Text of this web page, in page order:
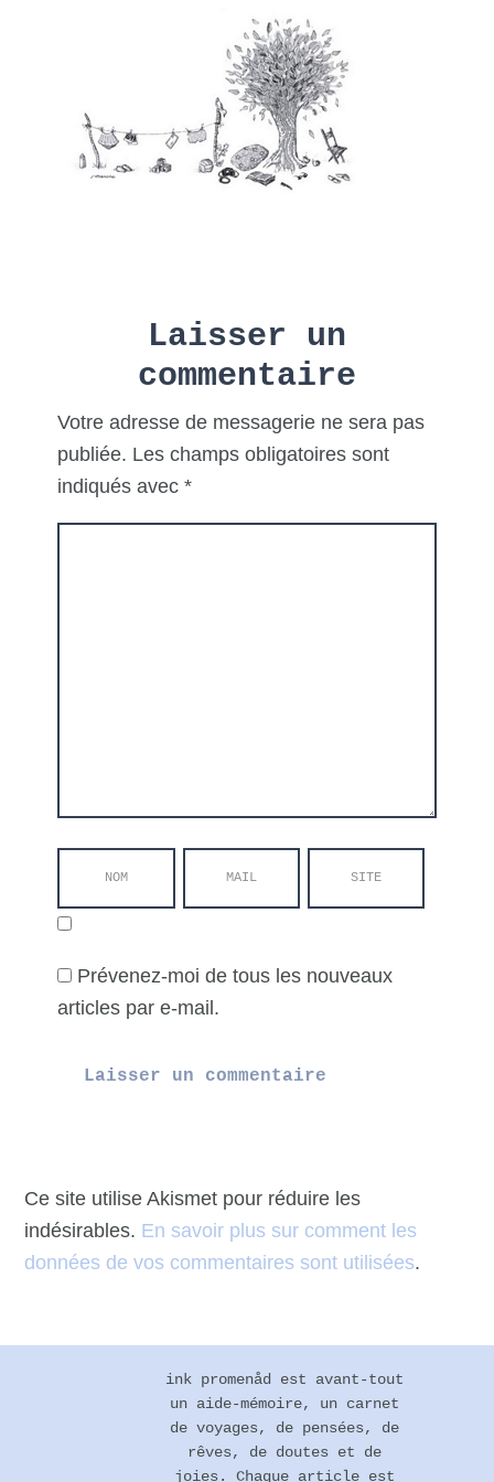
Interactions
Laisser un
commentaire
Votre adresse de messagerie ne sera pas
publiée. Les champs obligatoires sont
indiqués avec*
Prévenez-moi de tous les nouveaux
articles par e-mail.
Ce site utilise Akismet pour réduire les
indésirables. En savoir plus sur comment les
données de vos commentaires sont utilisées.
Footer
ink promenåd est avant-tout
un aide-mémoire, un carnet
de voyages, de pensées, de
rêves, de doutes et de
joies. Chaque article est